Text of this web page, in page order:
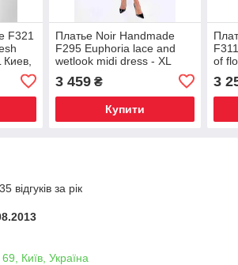
F321
Платье Noir Handmade
F295 Euphoria lace and
wetlook midi dress - XL
3 459₴
Купити
of
3
відгуків за рік
Київ, Україна